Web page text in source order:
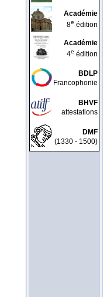
Académie
8e édition
Académie
4e édition
BDLP
Francophonie
BHVF
attestations
DMF
(1330 - 1500)